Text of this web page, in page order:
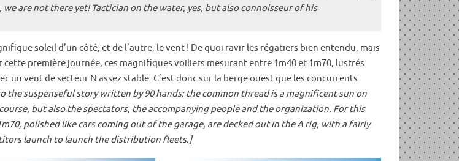
are not there yet! Tactician on the water, yes, but also connoisseur of his
soleil d’un côté, et de l’autre, le vent ! De quoi ravir les régatiers bien entendu, mais
première journée, ces magnifiques voiliers mesurant entre 1m40 et 1m70, lustrés
vent de secteur N assez stable. C’est donc sur la berge ouest que les concurrents
the suspenseful story written by 90 hands: the common thread is a magnificent sun on
but also the spectators, the accompanying people and the organization. For this
polished like cars coming out of the garage, are decked out in the A rig, with a fairly
launch to launch the distribution fleets.]